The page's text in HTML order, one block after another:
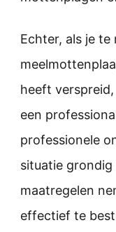
Echter, als je
heeft
een
professionele
situatie grondig
maatregelen
effectief te